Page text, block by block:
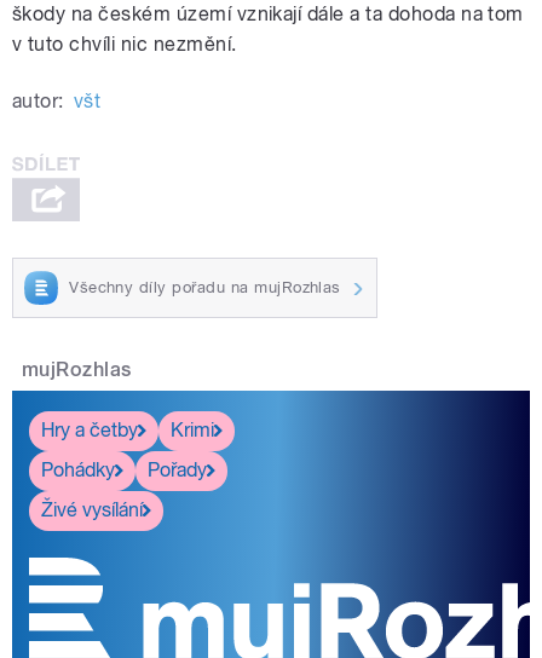
škody na českém území vznikají dále a ta dohoda na tom
v tuto chvíli nic nezmění.
autor: všt
Všechny díly pořadu na mujRozhlas
mujRozhlas
Hry a četby
Krimi
Pohádky
Pořady
Živé vysílání